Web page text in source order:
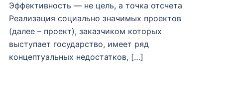
Эффективность — не цель, а точка отсчета
Реализация социально значимых проектов
(далее – проект), заказчиком которых
выступает государство, имеет ряд
концептуальных недостатков, […]